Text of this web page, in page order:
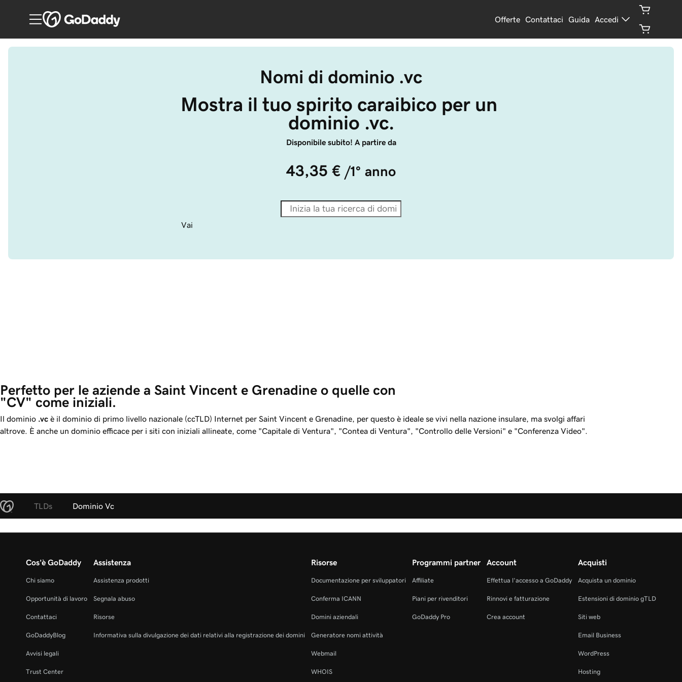
Offerte Contattaci Guida Accedi
Nomi di dominio .vc
Mostra il tuo spirito caraibico per un
dominio .vc.
Disponibile subito! A partire da
43,35 € /1° anno
Vai
Perfetto per le aziende a Saint Vincent e Grenadine o quelle con
"CV" come iniziali.
Il dominio .vc è il dominio di primo livello nazionale (ccTLD) Internet per Saint Vincent e Grenadine, per questo è ideale se vivi nella nazione insulare, ma svolgi affari
altrove. È anche un dominio efficace per i siti con iniziali allineate, come "Capitale di Ventura", "Contea di Ventura", "Controllo delle Versioni" e "Conferenza Video".
TLDs Dominio Vc
Cos'è GoDaddy
Chi siamo
Opportunità di lavoro
Contattaci
GoDaddyBlog
Avvisi legali
Trust Center
Assistenza
Assistenza prodotti
Segnala abuso
Risorse
Informativa sulla divulgazione dei dati relativi alla registrazione dei domini
Risorse
Documentazione per sviluppatori
Conferma ICANN
Domini aziendali
Generatore nomi attività
Webmail
WHOIS
Programmi partner
Affiliate
Piani per rivenditori
GoDaddy Pro
Account
Effettua l'accesso a GoDaddy
Rinnovi e fatturazione
Crea account
Acquisti
Acquista un dominio
Estensioni di dominio gTLD
Siti web
Email Business
WordPress
Hosting